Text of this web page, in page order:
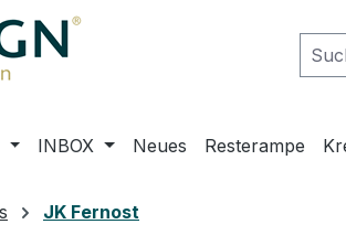
INBOX Neues Resterampe
JK Fernost